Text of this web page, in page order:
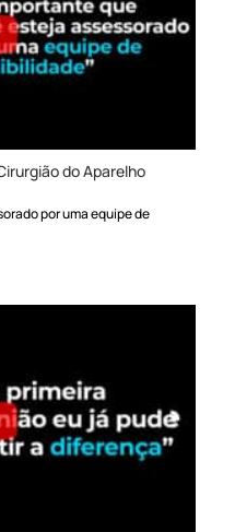
do Aparelho
por uma equipe de